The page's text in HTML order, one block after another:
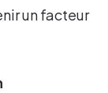
un facteur